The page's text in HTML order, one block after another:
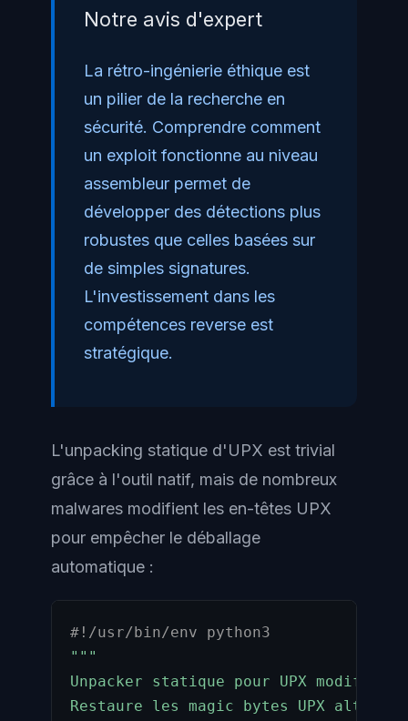
Notre avis d'expert
La rétro-ingénierie éthique est
un pilier de la recherche en
sécurité. Comprendre comment
un exploit fonctionne au niveau
assembleur permet de
développer des détections plus
robustes que celles basées sur
de simples signatures.
L'investissement dans les
compétences reverse est
stratégique.
L'unpacking statique d'UPX est trivial
grâce à l'outil natif, mais de nombreux
malwares modifient les en-têtes UPX
pour empêcher le déballage
automatique :
#!/usr/bin/env python3
"""
Unpacker statique pour UPX modifié.
Restaure les magic bytes UPX altérés